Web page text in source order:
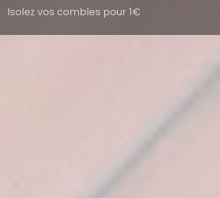
Isolez vos combles pour 1€